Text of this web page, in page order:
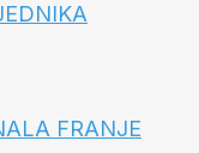
FRANJE